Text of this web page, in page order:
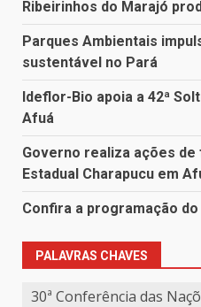
Ribeirinhos do Marajó
Parques Ambientais
sustentável no Pará
Ideflor-Bio apoia a 42ª
Afuá
Governo realiza ações
Estadual Charapucu em
Confira a programação
PALAVRAS CHAVES
30ª Conferência das